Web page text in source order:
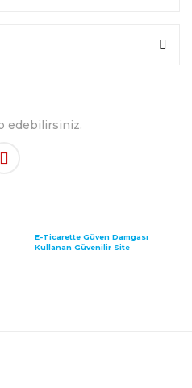
edebilirsiniz.
E-Ticarette Güven Damgası
Kullanan Güvenilir Site